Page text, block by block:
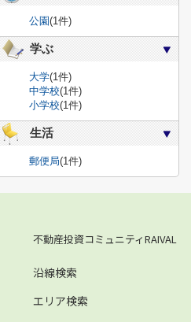
公園(1件)
学ぶ
大学(1件)
中学校(1件)
小学校(1件)
生活
郵便局(1件)
不動産投資コミュニティRAIVAL
沿線検索
エリア検索